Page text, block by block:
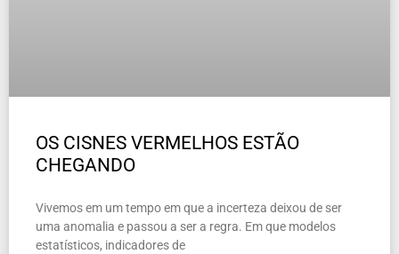
OS CISNES VERMELHOS ESTÃO
CHEGANDO
Vivemos em um tempo em que a incerteza deixou de ser
uma anomalia e passou a ser a regra. Em que modelos
estatísticos, indicadores de